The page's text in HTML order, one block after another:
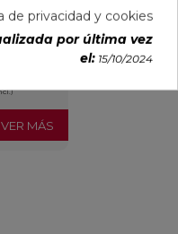
ceràmica
VER MÁS
de privacidad y cookies
por última vez
el: 15/10/2024